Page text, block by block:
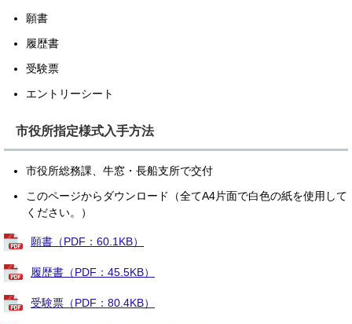
願書
履歴書
受験票
エントリーシート
市役所指定様式入手方法
市役所総務課、牛窓・長船支所で交付
このページからダウンロード（全てA4片面で白色の紙を使用して
ください。）
願書（PDF：60.1KB）
履歴書（PDF：45.5KB）
受験票（PDF：80.4KB）